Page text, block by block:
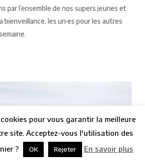
par l’ensemble de nos supers jeunes et
bienveillance, les un·es pour les autres
pour vous garantir la meilleure
site. Acceptez-vous l'utilisation des
?
OK Rejeter En savoir plus